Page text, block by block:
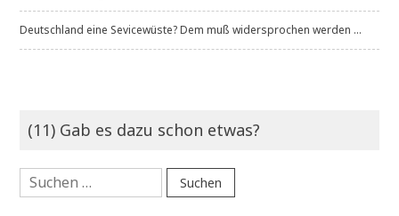
Deutschland eine Sevicewüste? Dem muß widersprochen werden ...
(11) Gab es dazu schon etwas?
Suchen
nach: